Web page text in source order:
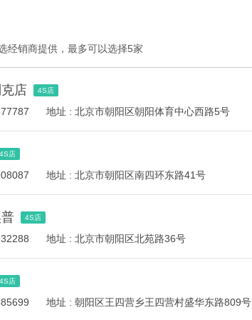
经销商提供，最多可以选择5家
店 4S店
地址 : 北京市朝阳区朝阳体育中心西路5号
4S店
地址 : 北京市朝阳区南四环东路41号
4S店
地址 : 北京市朝阳区北苑路36号
4S店
地址 : 朝阳区王四营乡王四营村盛华东路809号